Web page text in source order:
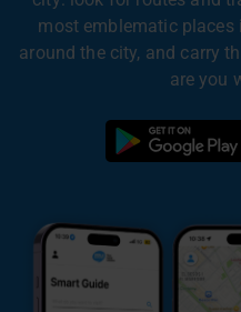
most emblematic places
around the city, and carry
are you